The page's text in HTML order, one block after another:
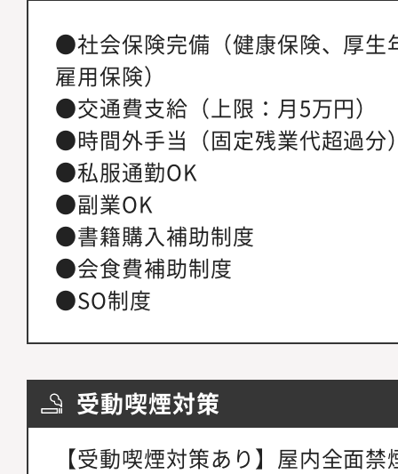
●社会保険完備（健康保険、厚生
雇用保険）
●交通費支給（上限：月5万円）
●時間外手当（固定残業代超過分
●私服通勤OK
●副業OK
●書籍購入補助制度
●会食費補助制度
●SO制度
受動喫煙対策
【受動喫煙対策あり】屋内全面禁